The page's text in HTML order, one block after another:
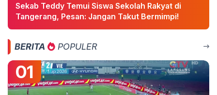
Sekab Teddy Temui Siswa Sekolah Rakyat di
Tangerang, Pesan: Jangan Takut Bermimpi!
BERITA POPULER
01